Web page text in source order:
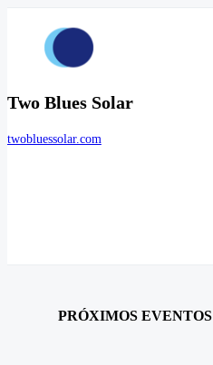
Two Blues Solar
twobluessolar.com
PRÓXIMOS EVENTOS